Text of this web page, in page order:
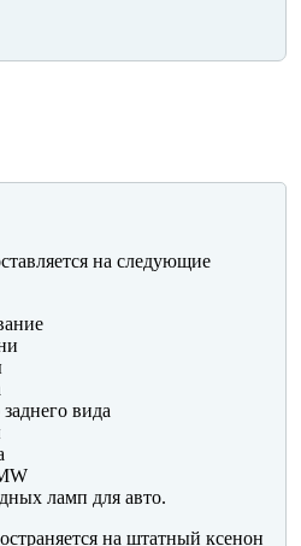
на следующие
вида
ламп для авто.
на штатный ксенон